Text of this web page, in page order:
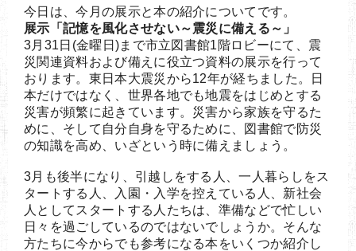
今日は、今月の展示と本の紹介についてです。
展示「記憶を風化させない～震災に備える～」
3月31日(金曜日)まで市立図書館1階ロビーにて、震
災関連資料および備えに役立つ資料の展示を行って
おります。東日本大震災から12年が経ちました。日
本だけではなく、世界各地でも地震をはじめとする
災害が頻繁に起きています。災害から家族を守るた
めに、そして自分自身を守るために、図書館で防災
の知識を高め、いざという時に備えましょう。
3月も後半になり、引越しをする人、一人暮らしをス
タートする人、入園・入学を控えている人、新社会
人としてスタートする人たちは、準備などで忙しい
日々を過ごしているのではないでしょうか。そんな
方たちに今からでも参考になる本をいくつか紹介し